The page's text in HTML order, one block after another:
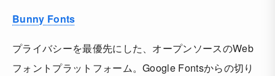
Bunny Fonts
プライバシーを最優先にした、オープンソースのWeb
フォントプラットフォーム。Google Fontsからの切り